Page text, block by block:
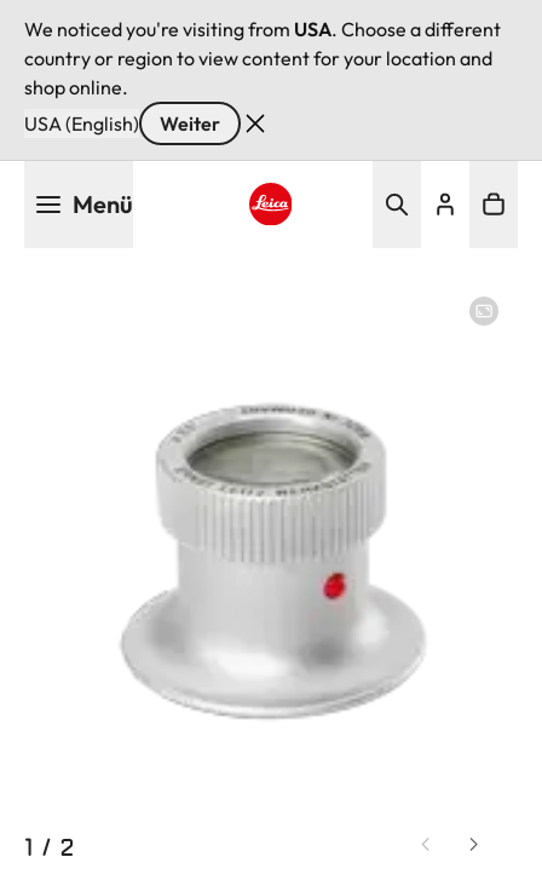
We noticed you're visiting from USA. Choose a different
country or region to view content for your location and
shop online.
USA (English)
Weiter
Menü
1 / 2